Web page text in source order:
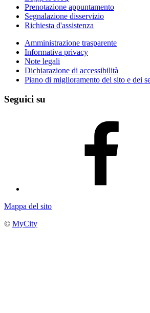
Prenotazione appuntamento
Segnalazione disservizio
Richiesta d'assistenza
Amministrazione trasparente
Informativa privacy
Note legali
Dichiarazione di accessibilità
Piano di miglioramento del sito e dei
Seguici su
Mappa del sito
© MyCity